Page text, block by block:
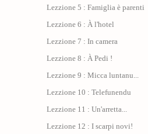
Lezzione 5 : Famiglia è parenti
Lezzione 6 : À l'hotel
Lezzione 7 : In camera
Lezzione 8 : À Pedi !
Lezzione 9 : Micca luntanu...
Lezzione 10 : Telefunendu
Lezzione 11 : Un'arretta...
Lezzione 12 : I scarpi novi!